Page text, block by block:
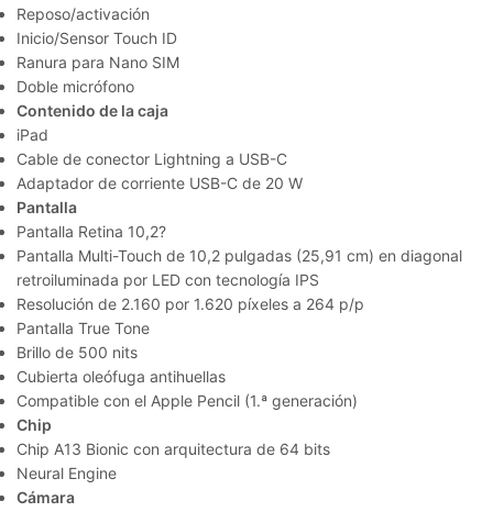
Reposo/activación
Inicio/Sensor Touch ID
Ranura para Nano SIM
Doble micrófono
Contenido de la caja
iPad
Cable de conector Lightning a USB-C
Adaptador de corriente USB-C de 20 W
Pantalla
Pantalla Retina 10,2?
Pantalla Multi-Touch de 10,2 pulgadas (25,91 cm) en diagonal
retroiluminada por LED con tecnología IPS
Resolución de 2.160 por 1.620 píxeles a 264 p/p
Pantalla True Tone
Brillo de 500 nits
Cubierta oleófuga antihuellas
Compatible con el Apple Pencil (1.ª generación)
Chip
Chip A13 Bionic con arquitectura de 64 bits
Neural Engine
Cámara